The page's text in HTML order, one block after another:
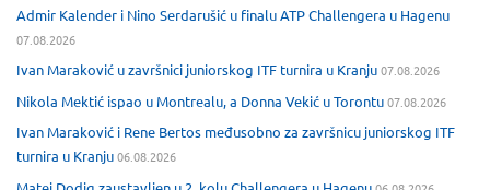
Admir Kalender i Nino Serdarušić u finalu ATP Challengera u Hagenu
07.08.2026
Ivan Maraković u završnici juniorskog ITF turnira u Kranju07.08.2026
Nikola Mektić ispao u Montrealu, a Donna Vekić u Torontu07.08.2026
Ivan Maraković i Rene Bertos međusobno za završnicu juniorskog ITF
turnira u Kranju06.08.2026